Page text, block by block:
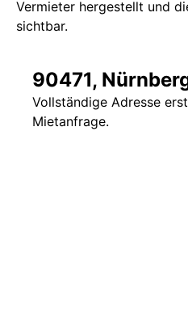
Vermieter hergestellt und
sichtbar.
90471,
Vollständige Adresse
Mietanfrage.